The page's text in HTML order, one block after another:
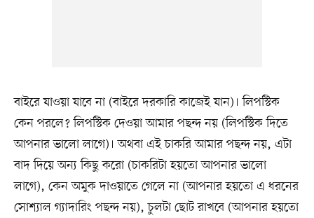
বাইরে যাওয়া যাবে না (বাইরে দরকারি কাজেই যান)। লিপস্টিক
কেন পরলে? লিপস্টিক দেওয়া আমার পছন্দ নয় (লিপস্টিক দিতে
আপনার ভালো লাগে)। অথবা এই চাকরি আমার পছন্দ নয়, এটা
বাদ দিয়ে অন্য কিছু করো (চাকরিটা হয়তো আপনার ভালো
লাগে), কেন অমুক দাওয়াতে গেলে না (আপনার হয়তো এ ধরনের
সোশ্যাল গ্যাদারিং পছন্দ নয়), চুলটা ছোট রাখবে (আপনার হয়তো